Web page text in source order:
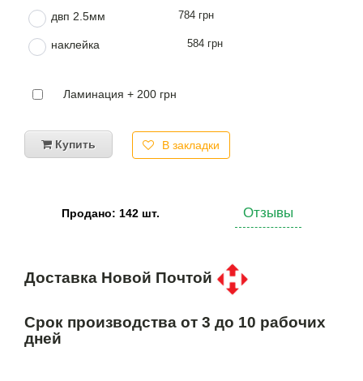
двп 2.5мм 784 грн
наклейка 584 грн
Ламинация + 200 грн
Купить В закладки
Продано: 142 шт. Отзывы
Доставка Новой Почтой
Срок производства от 3 до 10 рабочих
дней